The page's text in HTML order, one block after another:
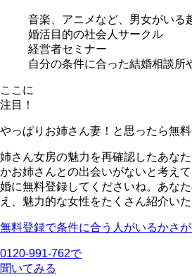
音楽、アニメなど、男女がいる
婚活目的の社会人サークル
経営者セミナー
自分の条件に合った結婚相談所
ここに
注目！
やっぱりお姉さん妻！と思ったら無
姉さん女房の魅力を再確認したあな
かお姉さんとの出会いがないと考え
婚に無料登録してくださいね。あな
え、魅力的な女性をたくさん紹介いた
無料登録で条件に合う人がいるかさ
0120-991-762で
聞いてみる